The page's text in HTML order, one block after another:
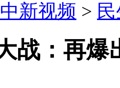
中新视频 >
战：再爆